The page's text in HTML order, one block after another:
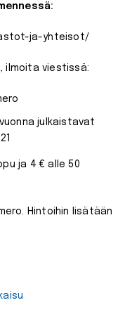
ja-yhteisot/
, ilmoita viestissä:
julkaistavat
ja 4 € alle 50
Hintoihin lisätään